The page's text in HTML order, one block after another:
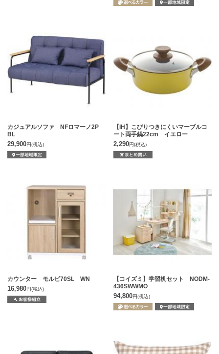
カジュアルソファ NFロマーノ2P
BL
29,900円(税込)
【IH】こびりつきにくいマーブルコ
ート両手鍋22cm イエロー
2,290円(税込)
カウンター モルビ70SL WN
16,980円(税込)
【コイズミ】学習机セット NODM-
436SWWMO
94,800円(税込)